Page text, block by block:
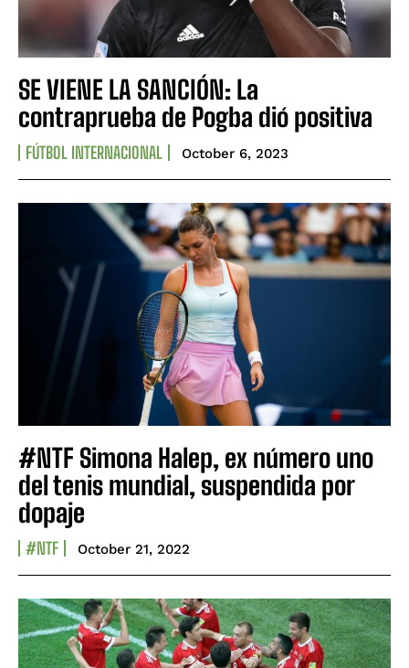
SE VIENE LA SANCIÓN: La
contraprueba de Pogba dió positiva
FÚTBOL INTERNACIONAL October 6, 2023
#NTF Simona Halep, ex número uno
del tenis mundial, suspendida por
dopaje
#NTF October 21, 2022